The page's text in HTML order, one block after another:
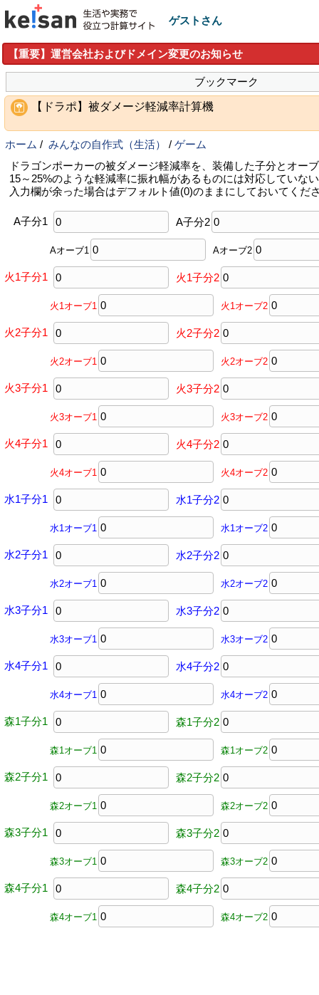
ゲストさん
【重要】運営会社およびドメイン変更のお知らせ
ブックマーク
【ドラポ】被ダメージ軽減率計算機
ホーム / みんなの自作式（生活） / ゲーム
ドラゴンポーカーの被ダメージ軽減率を、装備した子分とオー
15～25%のような軽減率に振れ幅があるものには対応していな
入力欄が余った場合はデフォルト値(0)のままにしておいてくだ
A子分1 A子分2
Aオーブ1 Aオーブ2
火1子分1 火1子分2
火1オーブ1 火1オーブ2
火2子分1 火2子分2
火2オーブ1 火2オーブ2
火3子分1 火3子分2
火3オーブ1 火3オーブ2
火4子分1 火4子分2
火4オーブ1 火4オーブ2
水1子分1 水1子分2
水1オーブ1 水1オーブ2
水2子分1 水2子分2
水2オーブ1 水2オーブ2
水3子分1 水3子分2
水3オーブ1 水3オーブ2
水4子分1 水4子分2
水4オーブ1 水4オーブ2
森1子分1 森1子分2
森1オーブ1 森1オーブ2
森2子分1 森2子分2
森2オーブ1 森2オーブ2
森3子分1 森3子分2
森3オーブ1 森3オーブ2
森4子分1 森4子分2
森4オーブ1 森4オーブ2